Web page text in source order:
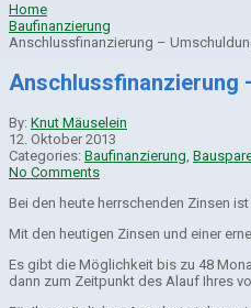
Home
Baufinanzierung
Anschlussfinanzierung –
Anschlussfinanzierung
By: Knut Mäuselein
12. Oktober 2013
Categories: Baufinanzierung
No Comments
Bei den heute herrschenden Zinsen
Mit den heutigen Zinsen und einer
Es gibt die Möglichkeit bis zu 48
dann zum Zeitpunkt des Alauf Ihres